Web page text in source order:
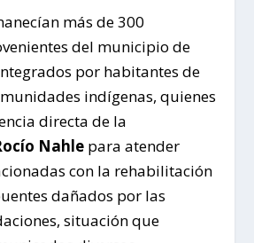
más de 300
del municipio de
por habitantes de
indígenas, quienes
directa de la
Nahlepara atender
con la rehabilitación
dañados por las
situación que